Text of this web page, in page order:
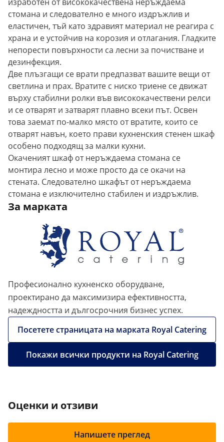
стомана и следователно е много издръжлив и
еластичен, тъй като здравият материал не реагира с
храна и е устойчив на корозия и отлагания. Гладките
непорести повърхности са лесни за почистване и
дезинфекция.
Две плъзгащи се врати предпазват вашите вещи от
светлина и прах. Вратите с ниско триене се движат
върху стабилни ролки във висококачествени релси
и се отварят и затварят плавно всеки път. Освен
това заемат по-малко място от вратите, които се
отварят навън, което прави кухненския стенен шкаф
особено подходящ за малки кухни.
Окаченият шкаф от неръждаема стомана се
монтира лесно и може просто да се окачи на
стената. Следователно шкафът от неръждаема
стомана е изключително стабилен и издръжлив.
За марката
Професионално кухненско оборудване,
проектирано да максимизира ефективността,
надеждността и дългосрочния бизнес успех.
Посетете страницата на марката Royal Catering
Покажи всички продукти на Royal Catering
Оценки и отзиви
Напишете преглед